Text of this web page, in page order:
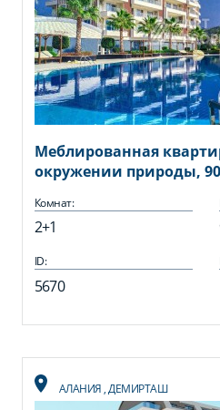
Меблированная
окружении природы,
Комнат:
2+1
ID:
5670
АЛАНИЯ,ДЕМИРТАШ